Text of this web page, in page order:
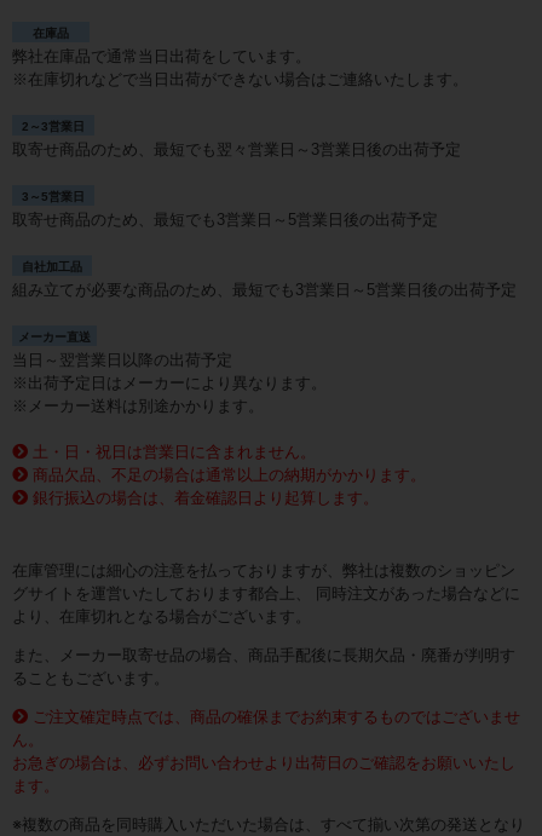
在庫品
弊社在庫品で通常当日出荷をしています。
※在庫切れなどで当日出荷ができない場合はご連絡いたします。
2～3営業日
取寄せ商品のため、最短でも翌々営業日～3営業日後の出荷予定
3～5営業日
取寄せ商品のため、最短でも3営業日～5営業日後の出荷予定
自社加工品
組み立てが必要な商品のため、最短でも3営業日～5営業日後の出荷予定
メーカー直送
当日～翌営業日以降の出荷予定
※出荷予定日はメーカーにより異なります。
※メーカー送料は別途かかります。
土・日・祝日は営業日に含まれません。
商品欠品、不足の場合は通常以上の納期がかかります。
銀行振込の場合は、着金確認日より起算します。
在庫管理には細心の注意を払っておりますが、弊社は複数のショッピン
グサイトを運営いたしております都合上、 同時注文があった場合などに
より、在庫切れとなる場合がございます。
また、メーカー取寄せ品の場合、商品手配後に長期欠品・廃番が判明す
ることもございます。
ご注文確定時点では、商品の確保までお約束するものではございませ
ん。
お急ぎの場合は、必ずお問い合わせより出荷日のご確認をお願いいたし
ます。
※複数の商品を同時購入いただいた場合は、すべて揃い次第の発送となり